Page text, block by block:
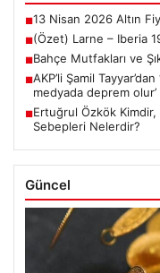
■13 Nisan 2026 Altın
■(Özet) Larne – Iberia
■ Bahçe Mutfakları ve
AKP’li Şamil Tayyar’dan
medyada deprem olur’
Ertuğrul Özkök Kimdir,
Güncel